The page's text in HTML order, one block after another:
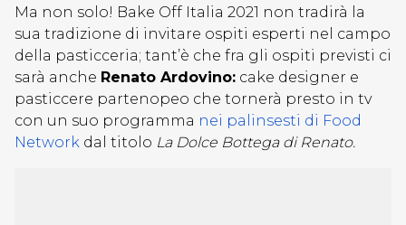
Ma non solo! Bake Off Italia 2021 non tradirà la
sua tradizione di invitare ospiti esperti nel campo
della pasticceria; tant’è che fra gli ospiti previsti ci
sarà anche Renato Ardovino: cake designer e
pasticcere partenopeo che tornerà presto in tv
con un suo programma nei palinsesti di Food
Network dal titolo La Dolce Bottega di Renato.